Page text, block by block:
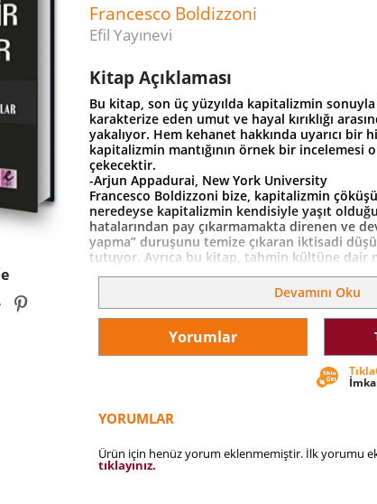
Francesco Boldizzoni
Efil Yayınevi
Kitap Açıklaması
Bu kitap, son üç yüzyılda kapitalizmin
karakterize eden umut ve hayal kırıklığı
yakalıyor. Hem kehanet hakkında uyarıcı bir
kapitalizmin mantığının örnek bir incelemesi
çekecektir.
-Arjun Appadurai, New York University
Francesco Boldizzoni bize, kapitalizmin
neredeyse kapitalizmin kendisiyle yaşıt
hatalarından pay çıkarmamakta direnen ve
yapma” duruşunu temize çıkaran iktisadi
tutuyor. Ayrıca bu kitap, tahmin kültüne dair
Kapitalizmin Sonuna Dair Kehanetler, politik
tarihe ilgi duyan herkes için özel bir kitap;
geleceğine dair güncel tartışmalarla birlikte,
tartışmalarında da büyük bir rol
-Wolfgang Streeck, “How Will Capitalism End?”
Bu, kapitalizmin sonunun başlangıcı mı? Öyle
düşünüyorsanız -kapitalizmin çöküşünü ister
düşündürecektir.
-Alyssa Battistoni, Boston Review
Devamını Oku
Yorumlar
YORUMLAR
Ürün için henüz yorum eklenmemiştir. İlk yorumu
tıklayınız.